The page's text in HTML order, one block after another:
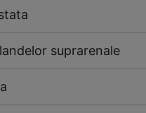
suprarenale